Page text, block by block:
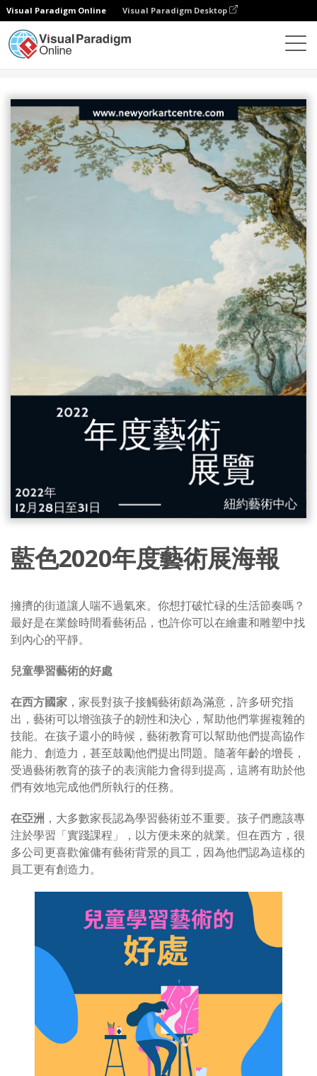
Visual Paradigm Online Visual Paradigm Desktop
藍色2020年度藝術展海報
擁擠的街道讓人喘不過氣來。你想打破忙碌的生活節奏嗎？
最好是在業餘時間看藝術品，也許你可以在繪畫和雕塑中找
到內心的平靜。
兒童學習藝術的好處
在西方國家 ，家長對孩子接觸藝術頗為滿意，許多研究指
出，藝術可以增強孩子的韌性和決心，幫助他們掌握複雜的
技能。在孩子還小的時候，藝術教育可以幫助他們提高協作
能力、創造力，甚至鼓勵他們提出問題。隨著年齡的增長，
受過藝術教育的孩子的表演能力會得到提高，這將有助於他
們有效地完成他們所執行的任務。
在亞洲 ，大多數家長認為學習藝術並不重要。孩子們應該專
注於學習「實踐課程」，以方便未來的就業。但在西方，很
多公司更喜歡僱傭有藝術背景的員工，因為他們認為這樣的
員工更有創造力。